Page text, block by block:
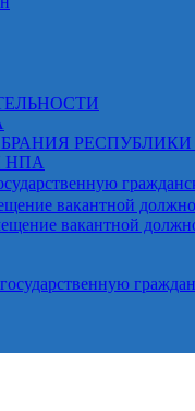
НПА
вакантной
вакантной